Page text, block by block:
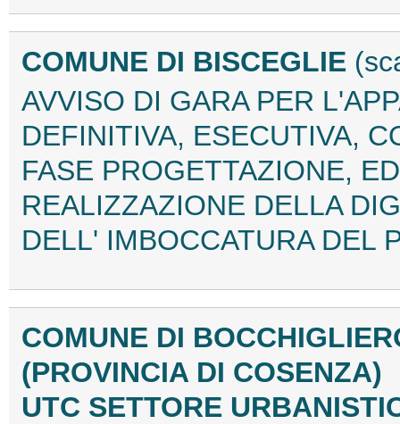
COMUNE DI BISCEGLIE
AVVISO DI GARA PER
DEFINITIVA, ESECUTIVA,
FASE PROGETTAZIONE,
REALIZZAZIONE DELLA
DELL' IMBOCCATURA DEL
COMUNE DI
(PROVINCIA DI COSENZA)
UTC SETTORE